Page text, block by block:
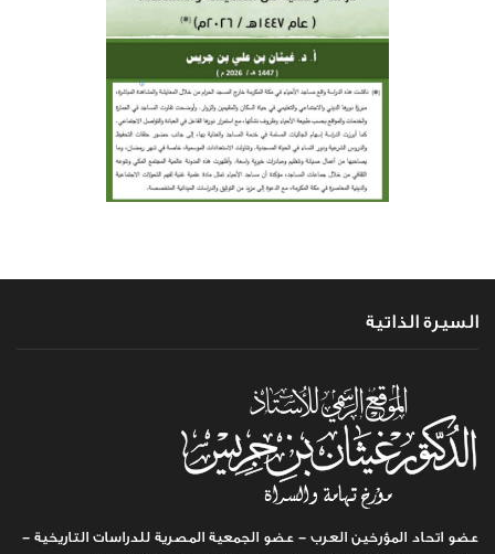
السيرة الذاتية
عضو اتحاد المؤرخين العرب - عضو الجمعية المصرية للدراسات التاريخية -